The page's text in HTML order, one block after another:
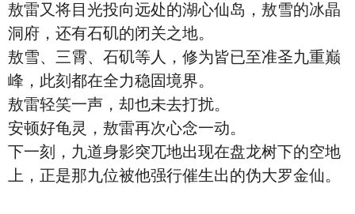
敖雷又将目光投向远处的湖心仙岛，敖雪的冰晶
洞府，还有石矶的闭关之地。
敖雪、三霄、石矶等人，修为皆已至准圣九重巅
峰，此刻都在全力稳固境界。
敖雷轻笑一声，却也未去打扰。
安顿好龟灵，敖雷再次心念一动。
下一刻，九道身影突兀地出现在盘龙树下的空地
上，正是那九位被他强行催生出的伪大罗金仙。